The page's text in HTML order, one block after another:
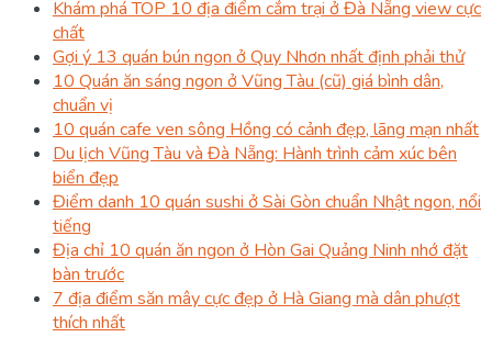
Khám phá TOP 10 địa điểm cắm trại ở Đà Nẵng view cực
chất
Gợi ý 13 quán bún ngon ở Quy Nhơn nhất định phải thử
10 Quán ăn sáng ngon ở Vũng Tàu (cũ) giá bình dân,
chuẩn vị
10 quán cafe ven sông Hồng có cảnh đẹp, lãng mạn nhất
Du lịch Vũng Tàu và Đà Nẵng: Hành trình cảm xúc bên
biển đẹp
Điểm danh 10 quán sushi ở Sài Gòn chuẩn Nhật ngon, nổi
tiếng
Địa chỉ 10 quán ăn ngon ở Hòn Gai Quảng Ninh nhớ đặt
bàn trước
7 địa điểm săn mây cực đẹp ở Hà Giang mà dân phượt
thích nhất